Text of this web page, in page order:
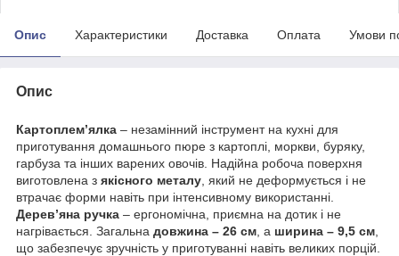
Опис Характеристики Доставка Оплата Умови
Опис
Картоплем’ялка – незамінний інструмент на кухні для
приготування домашнього пюре з картоплі, моркви, буряку,
гарбуза та інших варених овочів. Надійна робоча поверхня
виготовлена з якісного металу , який не деформується і не
втрачає форми навіть при інтенсивному використанні.
Дерев’яна ручка – ергономічна, приємна на дотик і не
нагрівається. Загальна довжина – 26 см , а ширина – 9,5 см
що забезпечує зручність у приготуванні навіть великих порцій.